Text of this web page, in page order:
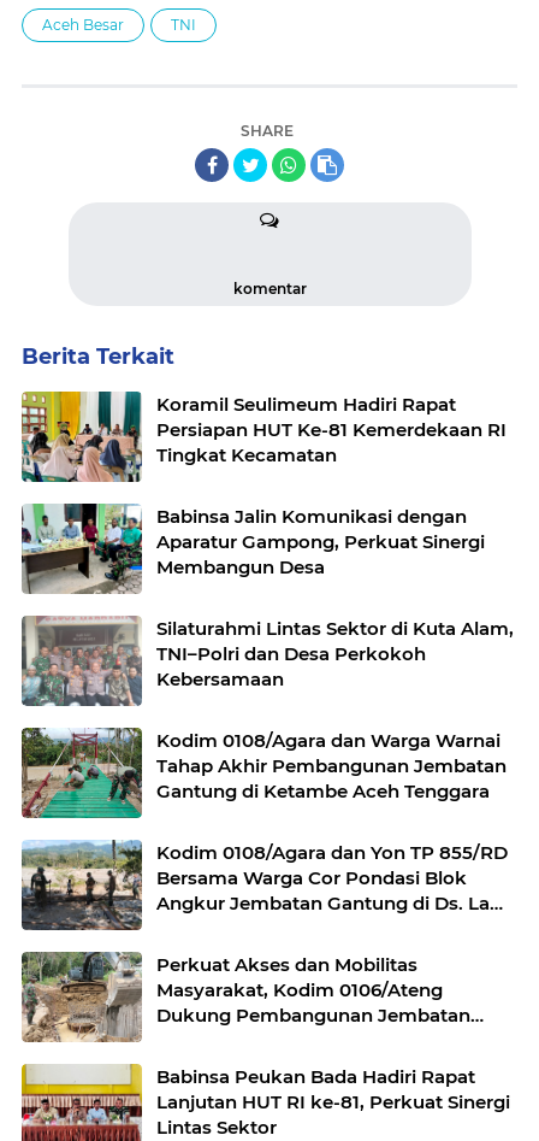
Aceh Besar TNI
SHARE
komentar
Berita Terkait
Koramil Seulimeum Hadiri Rapat
Persiapan HUT Ke-81 Kemerdekaan RI
Tingkat Kecamatan
Babinsa Jalin Komunikasi dengan
Aparatur Gampong, Perkuat Sinergi
Membangun Desa
Silaturahmi Lintas Sektor di Kuta Alam,
TNI–Polri dan Desa Perkokoh
Kebersamaan
Kodim 0108/Agara dan Warga Warnai
Tahap Akhir Pembangunan Jembatan
Gantung di Ketambe Aceh Tenggara
Kodim 0108/Agara dan Yon TP 855/RD
Bersama Warga Cor Pondasi Blok
Angkur Jembatan Gantung di Ds. Lawe
Perkuat Akses dan Mobilitas
Masyarakat, Kodim 0106/Ateng
Dukung Pembangunan Jembatan
Babinsa Peukan Bada Hadiri Rapat
Lanjutan HUT RI ke-81, Perkuat Sinergi
Lintas Sektor